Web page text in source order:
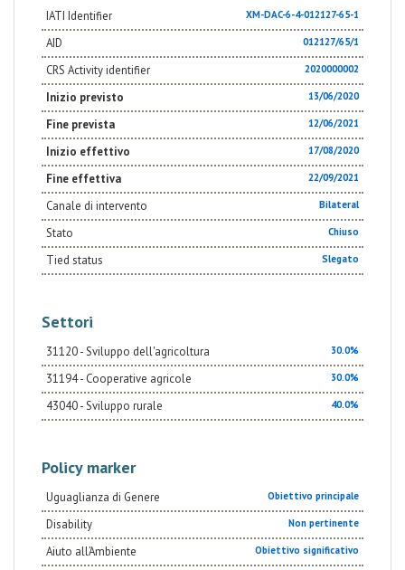
IATI Identifier XM-DAC-6-4-012127-65-1
AID 012127/65/1
CRS Activity identifier 2020000002
Inizio previsto 13/06/2020
Fine prevista 12/06/2021
Inizio effettivo 17/08/2020
Fine effettiva 22/09/2021
Canale di intervento Bilateral
Stato Chiuso
Tied status Slegato
Settori
31120 - Sviluppo dell'agricoltura 30.0%
31194 - Cooperative agricole 30.0%
43040 - Sviluppo rurale 40.0%
Policy marker
Uguaglianza di Genere Obiettivo principale
Disability Non pertinente
Aiuto all’Ambiente Obiettivo significativo